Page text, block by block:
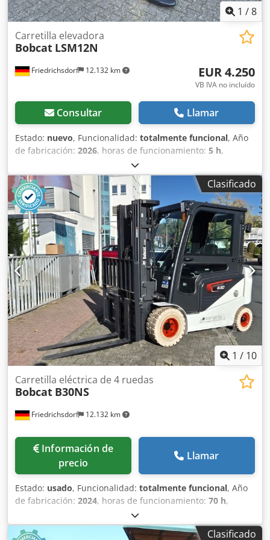
1 /8
Friedrichsdorf 12.132 km
Carretilla elevadora
Bobcat LSM12N
EUR 4.250
VB IVA no incluído
Consultar Llamar
Estado: nuevo, Funcionalidad: totalmente funcional, Año
de fabricación: 2026, horas de funcionamiento: 5 h,
1.200 kg, altura de elevación:
mm, tipo de combustible:eléctrico, tipo de mástil:dúplex,
altura de construcción: 2.150 mm
, longitud de la horquilla:
1.150 mm
, peso en vacío: 585 kg, longitud total:1.710 mm
tipo de accionamiento: Elektro , ancho de construcción:
800 mm , Apilador Centro de carga: 600 mm Ancho de
horquillas: 180 mm Grosor de horquillas: 60 mm Tipo de
mástil: Dúplex Estado: Nuevo Estado técnico: Nuevo Tipo
de neumático delantero: Poliuretano Estado del neumático
delantero: 80 - 100% Tipo de neumático trasero:
Poliuretano Estado del neumático trasero: 80 - 100%
Batería Voltios: 24V Batería Ah: 60Ah Tipo de batería: Ion
de litio Año de fabricación de la batería: 2026 Chodpfsy Uz
Sqsx Ah Hoa Estado de la batería: 80 - 100% Certificado CE,
Batería de ion de litio libre de mantenimiento 24 V
Clasificado
1 / 10
Friedrichsdorf 12.132 km
Carretilla eléctrica de 4 ruedas
Bobcat B30NS
Información de
precio
Llamar
Estado: usado, Funcionalidad: totalmente funcional, Año
de fabricación: 2024, horas de funcionamiento: 70 h,
3.000 kg, altura de elevación:
mm, ascensor libre:1.475 mm, tipo de combustible:
Clasificado